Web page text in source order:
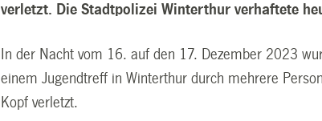
verletzt. Die Stadtpolizei Winterthur verhaftete
In der Nacht vom 16. auf den 17. Dezember 2023
einem Jugendtreff in Winterthur durch mehrere
Kopf verletzt.